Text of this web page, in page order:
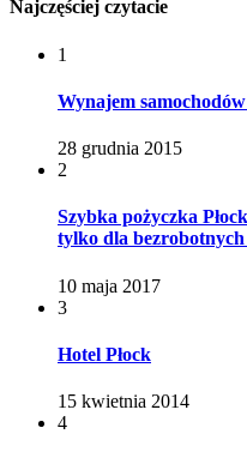
Najczęściej czytacie
1
Wynajem
28 grudnia 2015
2
Szybka pożyczka
tylko dla bezrobotnych
10 maja 2017
3
Hotel Płock
15 kwietnia 2014
4